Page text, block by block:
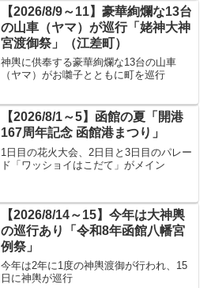
【2026/8/9～11】豪華絢爛な13台
の山車（ヤマ）が巡行「姥神大神
宮渡御祭」（江差町）
神輿に供奉する豪華絢爛な13台の山車
（ヤマ）がお囃子とともに町を巡行
【2026/8/1～5】函館の夏「開港
167周年記念 函館港まつり」
1日目の花火大会、2日目と3日目のパレー
ド「ワッショイはこだて」がメイン
【2026/8/14～15】今年は大神輿
の巡行あり「令和8年函館八幡宮
例祭」
今年は2年に1度の神輿渡御が行われ、15
日に神輿が巡行